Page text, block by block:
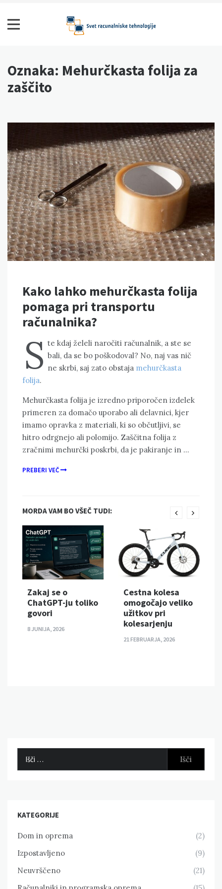
content
Oznaka: Mehurčkasta folija za
zaščito
Kako lahko mehurčkasta folija
pomaga pri transportu
računalnika?
S te kdaj želeli naročiti računalnik, a ste se
bali, da se bo poškodoval? No, naj vas nič
ne skrbi, saj zato obstaja mehurčkasta
folija.
Mehurčkasta folija je izredno priporočen izdelek
primeren za domačo uporabo ali delavnici, kjer
imamo opravka z materiali, ki so občutljivi, se
hitro odrgnejo ali polomijo. Zaščitna folija z
zračnimi mehurčki poskrbi, da je pakiranje in …
PREBERI VEČ
MORDA VAM BO VŠEČ TUDI:
Zakaj se o
ChatGPT-ju toliko
govori
8 JUNIJA, 2026
Cestna kolesa
omogočajo veliko
užitkov pri
kolesarjenju
21 FEBRUARJA, 2026
KATEGORIJE
Dom in oprema
(2)
Izpostavljeno
(9)
Neuvrščeno
(21)